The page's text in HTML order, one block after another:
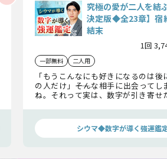
究極の愛が二人を結
決定版◆全23章】宿
結末
1回
一部無料 二人用
「もうこんなにも好きになるのは後
の人だけ」――そんな相手に出会って
ね。それって実は、数字が引き寄せ
結末まで全てお話ししますね。
シウマ◆数字が導く強運鑑